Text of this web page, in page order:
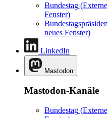
Bundestag
Fenster)
neues Fenster)
LinkedIn
Mastodon
Mastodon-Kanäle
Bundestag